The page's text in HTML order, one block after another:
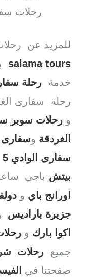
رحلات
للمزيد عن
salama tours
خدمة رحلة
رحلة سفارى
و رحلات سوبر
الغردقة وسفارى
سفارى الوادي 5 ساعات
بيتش باجي
اورانج باي و
جزيرة باراديس
اكوا بارك و
جميع رحلات
صفحتنا في